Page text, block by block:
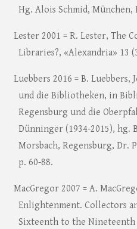
Hg. Alois Schmid, München,
Lester 2001 = R. Lester, The
Libraries?, «Alexandria» 13
Luebbers 2016 = B. Luebbers,
und die Bibliotheken, in
Regensburg und die
Dünninger (1934-2015), hg.
Morsbach, Regensburg, Dr.
p. 60-88.
MacGregor 2007 = A.
Enlightenment. Collectors
Sixteenth to the Nineteenth